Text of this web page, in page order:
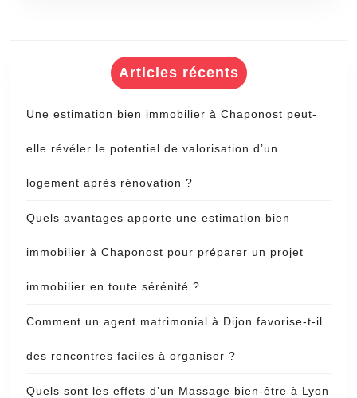
Articles récents
Une estimation bien immobilier à Chaponost peut-
elle révéler le potentiel de valorisation d’un
logement après rénovation ?
Quels avantages apporte une estimation bien
immobilier à Chaponost pour préparer un projet
immobilier en toute sérénité ?
Comment un agent matrimonial à Dijon favorise-t-il
des rencontres faciles à organiser ?
Quels sont les effets d’un Massage bien-être à Lyon